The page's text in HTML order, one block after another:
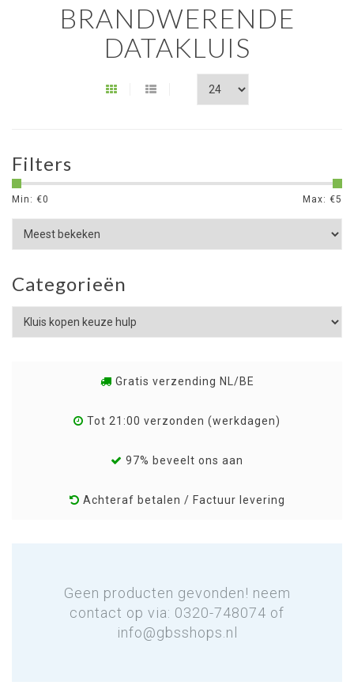
BRANDWERENDE
DATAKLUIS
Filters
Min: €0 Max: €5
Categorieën
Gratis verzending NL/BE
Tot 21:00 verzonden (werkdagen)
97% beveelt ons aan
Achteraf betalen / Factuur levering
Geen producten gevonden! neem
contact op via: 0320-748074 of
info@gbsshops.nl